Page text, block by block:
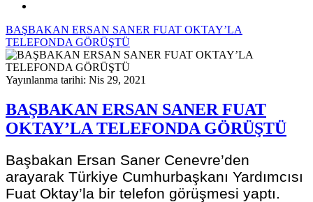
BAŞBAKAN ERSAN SANER FUAT OKTAY’LA
TELEFONDA GÖRÜŞTÜ
Yayınlanma tarihi: Nis 29, 2021
BAŞBAKAN ERSAN SANER FUAT
OKTAY’LA TELEFONDA GÖRÜŞTÜ
Başbakan Ersan Saner Cenevre’den
arayarak Türkiye Cumhurbaşkanı Yardımcısı
Fuat Oktay’la bir telefon görüşmesi yaptı.